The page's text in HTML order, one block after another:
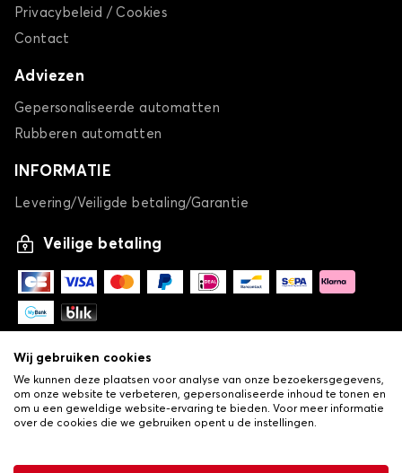
Privacybeleid / Cookies
Contact
Adviezen
Gepersonaliseerde automatten
Rubberen automatten
INFORMATIE
Levering/Veiligde betaling/Garantie
Veilige betaling
Algemene verkoopvoorwaarden•Privacy- en cookiebeleid
Wij gebruiken cookies
We kunnen deze plaatsen voor analyse van onze bezoekersgegevens,
om onze website te verbeteren, gepersonaliseerde inhoud te tonen en
om u een geweldige website-ervaring te bieden. Voor meer informatie
over de cookies die we gebruiken opent u de instellingen.